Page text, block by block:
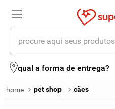
procure aqui seus produtos
qual a forma de entrega?
pet shop cães
termos mais buscados